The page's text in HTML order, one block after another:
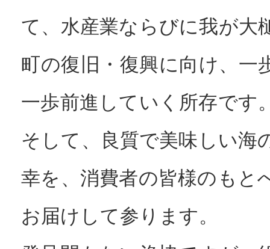
て、水産業ならびに我が大
町の復旧・復興に向け、一
一歩前進していく所存です
そして、良質で美味しい海
幸を、消費者の皆様のもと
お届けして参ります。